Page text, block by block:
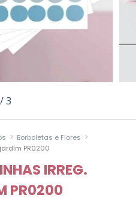
/3
> Borboletas e Flores >
PR0200
IRREG.
PR0200